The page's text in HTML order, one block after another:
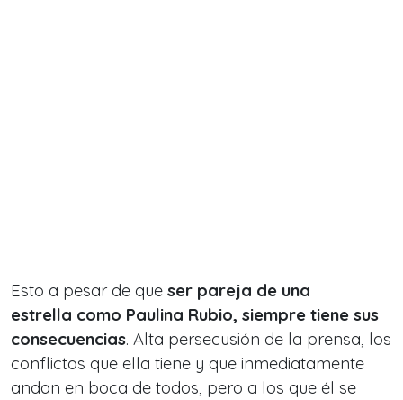
Esto a pesar de que ser pareja de una
estrella como Paulina Rubio, siempre tiene sus
consecuencias. Alta persecusión de la prensa, los
conflictos que ella tiene y que inmediatamente
andan en boca de todos, pero a los que él se